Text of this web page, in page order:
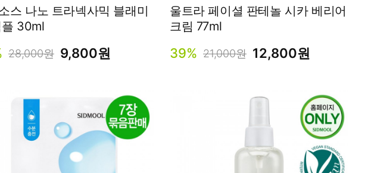
나노 트라넥사믹 블래미
30ml
28,000원 9,800원
울트라 페이셜 판테놀 시카 베리어
크림 77ml
39% 21,000원 12,800원